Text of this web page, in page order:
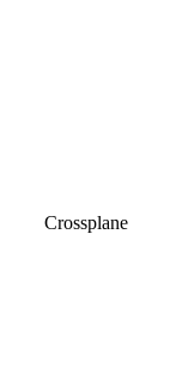
Crossplane